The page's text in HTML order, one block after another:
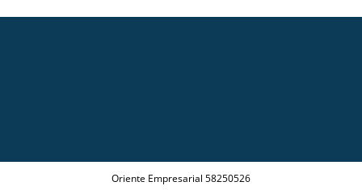
Oriente Empresarial 58250526